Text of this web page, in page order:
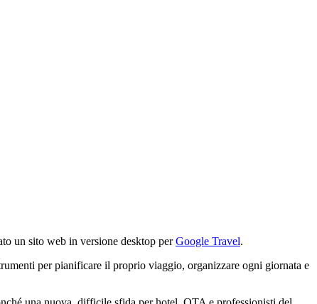
un sito web in versione desktop perGoogle Travel.
per pianificare il proprio viaggio, organizzare ogni giornata e